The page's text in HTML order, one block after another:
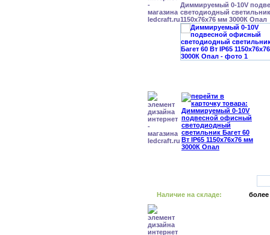
Диммируемый 0-10V
светодиодный светильник
1150x76x76 мм 3000К Опал
Наличие на складе: более